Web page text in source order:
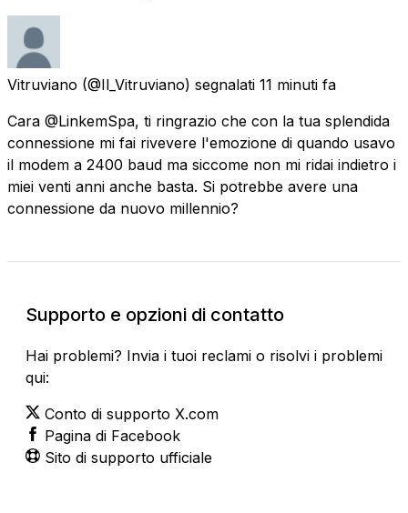
Vitruviano (@Il_Vitruviano) segnalati 11 minuti fa
Cara @LinkemSpa, ti ringrazio che con la tua splendida
connessione mi fai rivevere l'emozione di quando usavo
il modem a 2400 baud ma siccome non mi ridai indietro i
miei venti anni anche basta. Si potrebbe avere una
connessione da nuovo millennio?
Supporto e opzioni di contatto
Hai problemi? Invia i tuoi reclami o risolvi i problemi
qui:
Conto di supporto X.com
Pagina di Facebook
Sito di supporto ufficiale